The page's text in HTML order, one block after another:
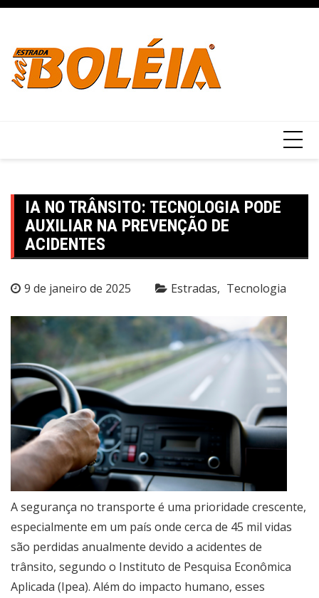
Ir
conteúdo
IA NO TRÂNSITO: TECNOLOGIA PODE
AUXILIAR NA PREVENÇÃO DE
ACIDENTES
9 de janeiro de 2025 Estradas Tecnologia
A segurança no transporte é uma prioridade crescente,
especialmente em um país onde cerca de 45 mil vidas
são perdidas anualmente devido a acidentes de
trânsito, segundo o Instituto de Pesquisa Econômica
Aplicada (Ipea). Além do impacto humano, esses